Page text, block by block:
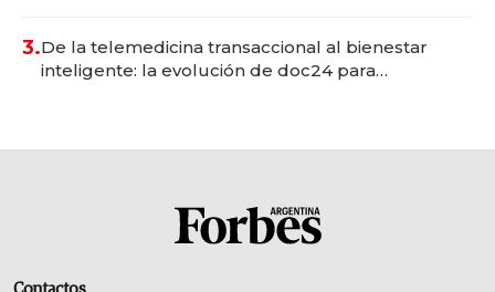
3.De la telemedicina transaccional al bienestar
inteligente: la evolución de doc24 para